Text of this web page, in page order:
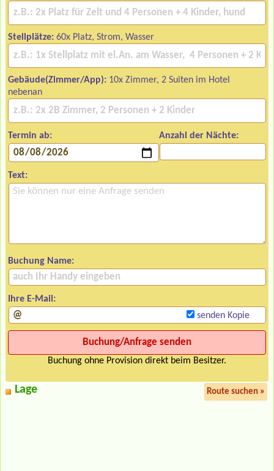
Stellplätze: 60x Platz, Strom, Wasser
Gebäude(Zimmer/App): 10x Zimmer, 2 Suiten im Hotel
nebenan
Termin ab: Anzahl der Nächte:
Text:
Buchung Name:
Ihre E-Mail:
senden Kopie
Buchung ohne Provision direkt beim Besitzer.
Lage Route suchen »